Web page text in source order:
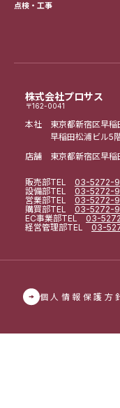
株式会社プロサス
〒162-0041
本社 東京都新宿区早稲
早稲田松浦ビル5
店舗 東京都新宿区早稲
販売部TEL 03-5272-
設備部TEL 03-5272-
営業部TEL 03-5272-
購買部TEL 03-5272-
EC事業部TEL 03-
経営管理部TEL 03-
点検・工事
個人情報保護方